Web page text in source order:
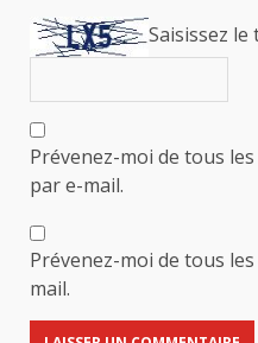
Saisissez le
Prévenez-moi de tous
par e-mail.
Prévenez-moi de tous
mail.